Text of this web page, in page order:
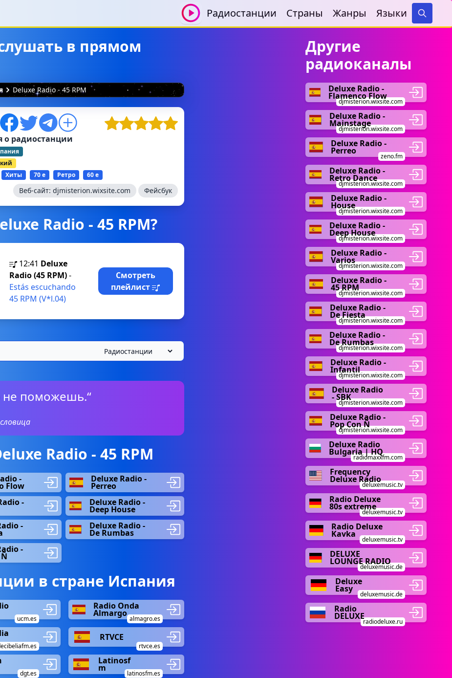
Радиостанции Страны Жанры Языки
Search
слушать в прямом
Deluxe Radio - 45 RPM
радиостанции
Хиты 70 е Ретро 60 е
Веб-сайт: djmisterion.wixsite.com Фейсбук
Radio - 45 RPM?
12:41 Deluxe
Radio (45 RPM)-
Estás escuchando
45 RPM (V*l.04)
Смотреть
плейлист
не поможешь.“
Radio - 45 RPM
-
Flow
Deluxe Radio -
Perreo
- Deluxe Radio -
Deep House
- Deluxe Radio -
De Rumbas
-
в стране Испания
ucm.es
Radio Onda
Almargo
almagro.es
RTVCE
rtvce.es
dgt.es
Latinosf
m
latinosfm.es
Другие
радиоканалы
Deluxe Radio -
Flamenco Flow
djmisterion.wixsite.com
Deluxe Radio -
Mainstage
djmisterion.wixsite.com
Deluxe Radio -
Perreo
zeno.fm
Deluxe Radio -
Retro Dance
djmisterion.wixsite.com
Deluxe Radio -
House
djmisterion.wixsite.com
Deluxe Radio -
Deep House
djmisterion.wixsite.com
Deluxe Radio -
Varios
djmisterion.wixsite.com
Deluxe Radio -
45 RPM
djmisterion.wixsite.com
Deluxe Radio -
De Fiesta
djmisterion.wixsite.com
Deluxe Radio -
De Rumbas
djmisterion.wixsite.com
Deluxe Radio -
Infantil
djmisterion.wixsite.com
Deluxe Radio
- SBK
djmisterion.wixsite.com
Deluxe Radio -
Pop Con Ñ
djmisterion.wixsite.com
Deluxe Radio
Bulgaria | HQ
radiomaxxfm.com
Frequency
Deluxe Radio
deluxemusic.tv
Radio Deluxe
80s extreme
deluxemusic.tv
Radio Deluxe
Kavka
deluxemusic.tv
DELUXE
LOUNGE RADIO
deluxemusic.de
Deluxe
Easy
deluxemusic.de
Radio
DELUXE
radiodeluxe.ru